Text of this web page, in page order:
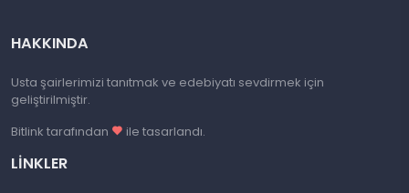
HAKKINDA
Usta şairlerimizi tanıtmak ve edebiyatı sevdirmek için
geliştirilmiştir.
Bitlink tarafından
ile tasarlandı.
LINKLER